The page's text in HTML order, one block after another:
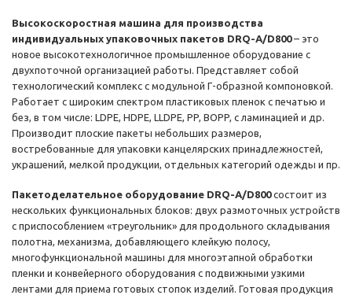
Высокоскоростная машина для производства
индивидуальных упаковочных пакетов DRQ-A/D800– это
новое высокотехнологичное промышленное оборудование с
двухпоточной организацией работы. Представляет собой
технологический комплекс с модульной Г-образной компоновкой.
Работает с широким спектром пластиковых пленок с печатью и
без, в том числе: LDPE, HDPE, LLDPE, PP, BOPP, с ламинацией и др.
Производит плоские пакеты небольших размеров,
востребованные для упаковки канцелярских принадлежностей,
украшений, мелкой продукции, отдельных категорий одежды и пр.
Пакетоделательное оборудование DRQ-A/D800состоит из
нескольких функциональных блоков: двух размоточных устройств
с приспособлением «треугольник» для продольного складывания
полотна, механизма, добавляющего клейкую полосу,
многофункциональной машины для многоэтапной обработки
пленки и конвейерного оборудования с подвижными узкими
лентами для приема готовых стопок изделий. Готовая продукция